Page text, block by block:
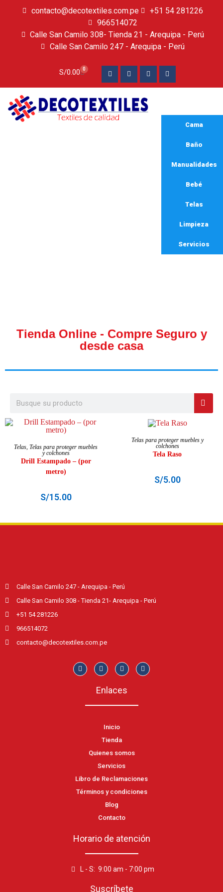
contacto@decotextiles.com.pe
+51 54 281226
966514072
Calle San Camilo 308- Tienda 21 - Arequipa - Perú
Calle San Camilo 247 - Arequipa - Perú​
S/0.00 0
Cama
Baño
Manualidades
Bebé
Telas
Limpieza
Servicios
Tienda Online - Compre Seguro y
desde casa
SELECCIONAR OPCIONES
Telas, Telas para proteger muebles
y colchones
Drill Estampado – (por
metro)
S/15.00
SELECCIONAR OPCIONES
Telas para proteger muebles y
colchones
Tela Raso
S/5.00
Calle San Camilo 247 - Arequipa - Perú
Calle San Camilo 308 - Tienda 21- Arequipa - Perú
+51 54 281226
966514072
contacto@decotextiles.com.pe
Enlaces
Inicio
Tienda
Quienes somos
Servicios
Libro de Reclamaciones
Términos y condiciones
Blog
Contacto
Horario de atención
L - S: 9:00 am - 7:00 pm
Suscríbete